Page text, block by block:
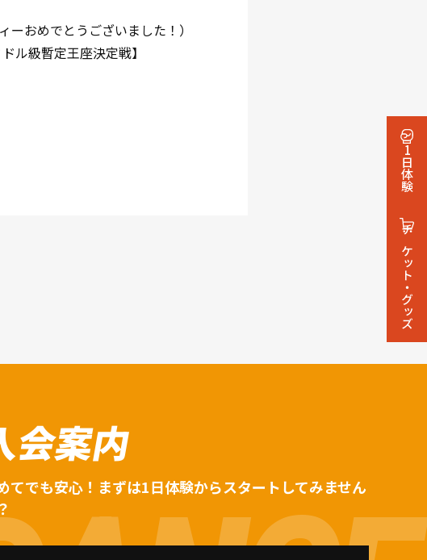
1日体験
チケット・グッズ
ーおめでとうございました！）
ル級暫定王座決定戦】
会案内
てでも安心！まずは1日体験からスタートしてみません